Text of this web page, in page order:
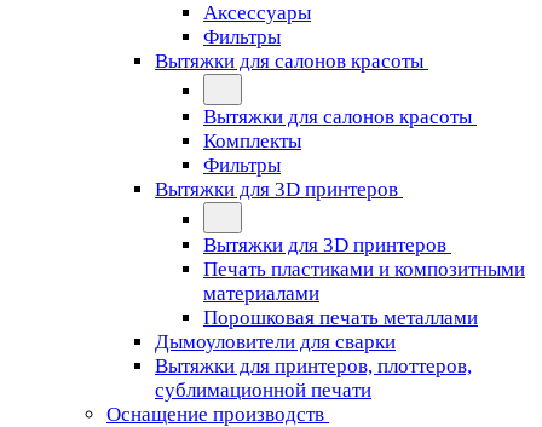
Аксессуары
Фильтры
Вытяжки для салонов красоты
Вытяжки для салонов красоты
Комплекты
Фильтры
Вытяжки для 3D принтеров
Вытяжки для 3D принтеров
Печать пластиками и композитными
материалами
Порошковая печать металлами
Дымоуловители для сварки
Вытяжки для принтеров, плоттеров,
сублимационной печати
Оснащение производств